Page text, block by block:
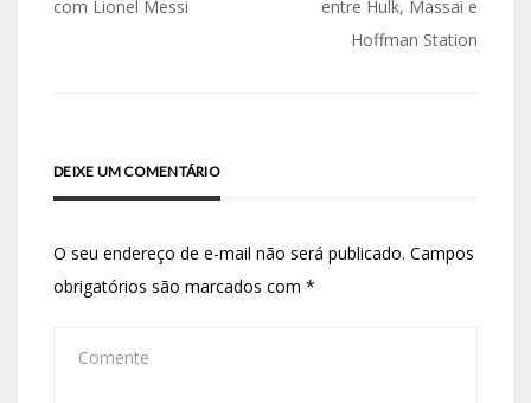
com Lionel Messi
entre Hulk, Massai e
Hoffman Station
DEIXE UM COMENTÁRIO
O seu endereço de e-mail não será publicado. Campos
obrigatórios são marcados com *